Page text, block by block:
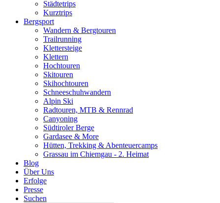
Städtetrips
Kurztrips
Bergsport
Wandern & Bergtouren
Trailrunning
Klettersteige
Klettern
Hochtouren
Skitouren
Skihochtouren
Schneeschuhwandern
Alpin Ski
Radtouren, MTB & Rennrad
Canyoning
Südtiroler Berge
Gardasee & More
Hütten, Trekking & Abenteuercamps
Grassau im Chiemgau - 2. Heimat
Blog
Über Uns
Erfolge
Presse
Suchen